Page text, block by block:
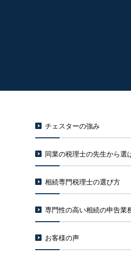
チェスターの強み
同業の税理士の先生から選
相続専門税理士の選び方
専門性の高い相続の申告業
お客様の声